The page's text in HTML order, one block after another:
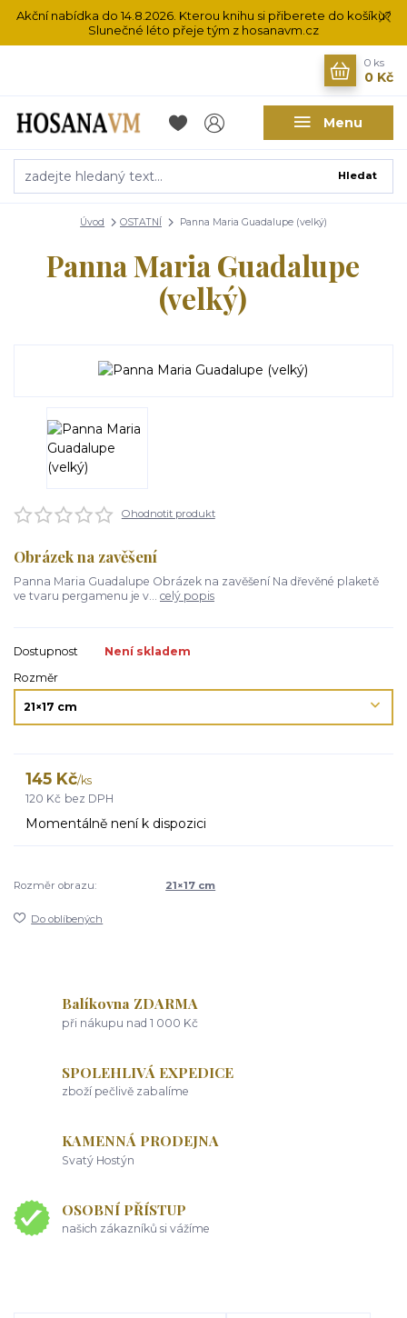
Akční nabídka do 14.8.2026. Kterou knihu si přiberete do košíku?
Slunečné léto přeje tým z hosanavm.cz
Menu
Hledat
0 ks
0 Kč
Úvod OSTATNÍ Panna Maria Guadalupe (velký)
Panna Maria Guadalupe
(velký)
Ohodnotit produkt
Obrázek na zavěšení
Panna Maria Guadalupe Obrázek na zavěšení Na dřevěné plaketě
ve tvaru pergamenu je v... celý popis
Dostupnost
Není skladem
Rozměr
145 Kč/ks
120 Kč bez DPH
Momentálně není k dispozici
Rozměr obrazu: 21×17 cm
Do oblíbených
Balíkovna ZDARMA
při nákupu nad 1 000 Kč
SPOLEHLIVÁ EXPEDICE
zboží pečlivě zabalíme
KAMENNÁ PRODEJNA
Svatý Hostýn
OSOBNÍ PŘÍSTUP
našich zákazníků si vážíme